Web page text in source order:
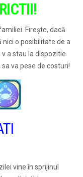
Fireşte, dacă
nici o posibilitate de a
a stau la dispozitie
va pese de costuri!
vine în sprijinul